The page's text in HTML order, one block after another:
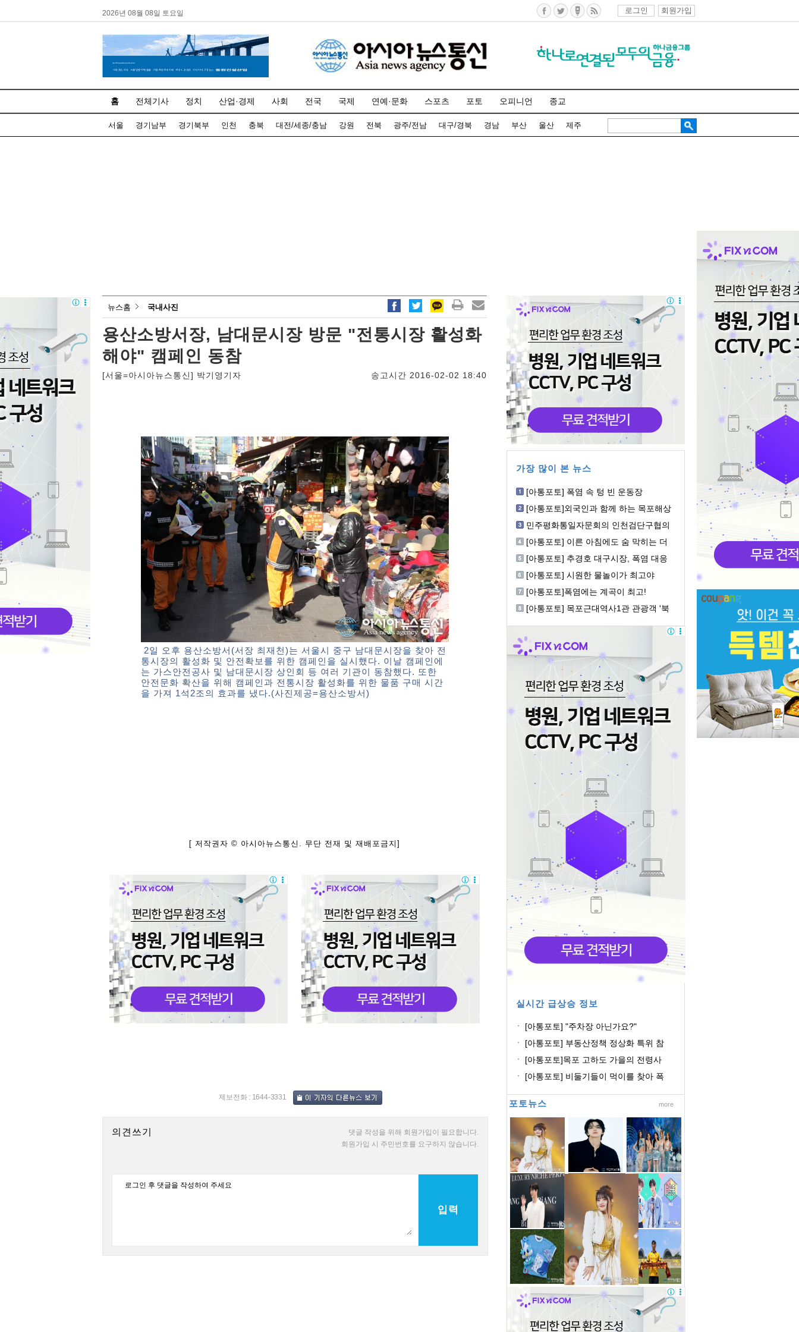
2026년 08월 08일 토요일 로그인 회원가입
홈 전체기사 정치 산업·경제 사회 전국 국제 연예·문화 스포츠 포토 오피니언 종교
서울 경기남부 경기북부 인천 충북 대전/세종/충남 강원 전북 광주/전남 대구/경북 경남 부산 울산 제주
뉴스홈 국내사진
용산소방서장, 남대문시장 방문 "전통시장 활성화
해야" 캠페인 동참
[서울=아시아뉴스통신] 박기영기자 송고시간 2016-02-02 18:40
2일 오후 용산소방서(서장 최재천)는 서울시 중구 남대문시장을 찾아 전
통시장의 활성화 및 안전확보를 위한 캠페인을 실시했다. 이날 캠페인에
는 가스안전공사 및 남대문시장 상인회 등 여러 기관이 동참했다. 또한
안전문화 확산을 위해 캠페인과 전통시장 활성화를 위한 물품 구매 시간
을 가져 1석2조의 효과를 냈다.(사진제공=용산소방서)
[ 저작권자 © 아시아뉴스통신. 무단 전재 및 재배포금지]
제보전화 : 1644-3331
의견쓰기
댓글 작성을 위해 회원가입이 필요합니다.
회원가입 시 주민번호를 요구하지 않습니다.
입력
가장 많이 본 뉴스
[아통포토] 폭염 속 텅 빈 운동장
[아통포토]외국인과 함께 하는 목포해상
민주평화통일자문회의 인천검단구협의
[아통포토] 이른 아침에도 숨 막히는 더
[아통포토] 추경호 대구시장, 폭염 대응
[아통포토] 시원한 물놀이가 최고야
[아통포토]폭염에는 계곡이 최고!
[아통포토] 목포근대역사1관 관광객 '북
실시간 급상승 정보
[아통포토] "주차장 아닌가요?"
[아통포토] 부동산정책 정상화 특위 참
[아통포토]목포 고하도 가을의 전령사
[아통포토] 비둘기들이 먹이를 찾아 폭
포토뉴스 more